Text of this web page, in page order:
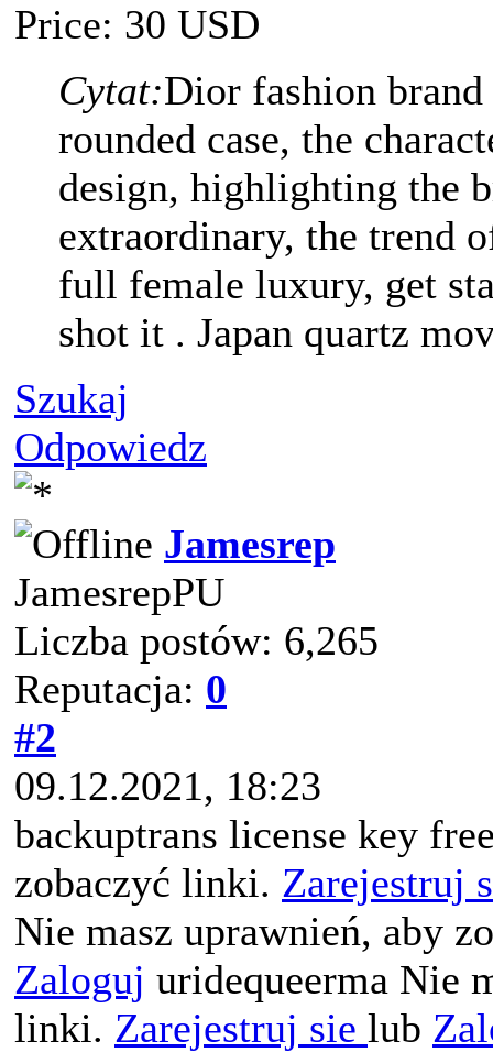
Price: 30 USD
Cytat:Dior fashion
rounded case, the
design, highlighting the
extraordinary, the trend
full female luxury, get
shot it . Japan quartz
Szukaj
Odpowiedz
Jamesrep
JamesrepPU
Liczba postów: 6,265
Reputacja: 0
#2
09.12.2021, 18:23
backuptrans license key
zobaczyć linki. Zarejestruj
Nie masz uprawnień, aby
Zaloguj uridequeerma Nie
linki. Zarejestruj sie lub